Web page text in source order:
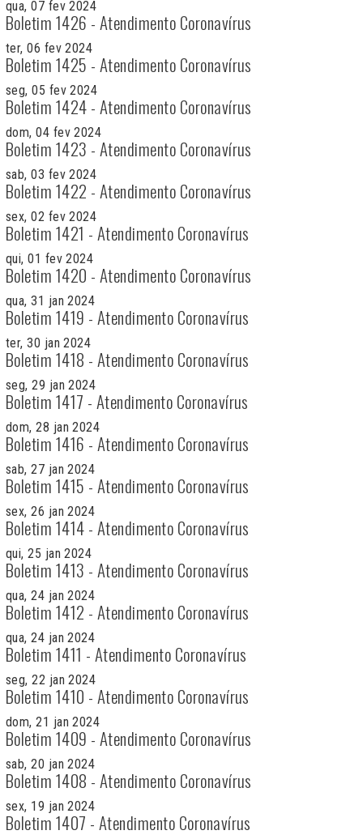
qua, 07 fev 2024
Boletim 1426 - Atendimento Coronavírus
ter, 06 fev 2024
Boletim 1425 - Atendimento Coronavírus
seg, 05 fev 2024
Boletim 1424 - Atendimento Coronavírus
dom, 04 fev 2024
Boletim 1423 - Atendimento Coronavírus
sab, 03 fev 2024
Boletim 1422 - Atendimento Coronavírus
sex, 02 fev 2024
Boletim 1421 - Atendimento Coronavírus
qui, 01 fev 2024
Boletim 1420 - Atendimento Coronavírus
qua, 31 jan 2024
Boletim 1419 - Atendimento Coronavírus
ter, 30 jan 2024
Boletim 1418 - Atendimento Coronavírus
seg, 29 jan 2024
Boletim 1417 - Atendimento Coronavírus
dom, 28 jan 2024
Boletim 1416 - Atendimento Coronavírus
sab, 27 jan 2024
Boletim 1415 - Atendimento Coronavírus
sex, 26 jan 2024
Boletim 1414 - Atendimento Coronavírus
qui, 25 jan 2024
Boletim 1413 - Atendimento Coronavírus
qua, 24 jan 2024
Boletim 1412 - Atendimento Coronavírus
qua, 24 jan 2024
Boletim 1411 - Atendimento Coronavírus
seg, 22 jan 2024
Boletim 1410 - Atendimento Coronavírus
dom, 21 jan 2024
Boletim 1409 - Atendimento Coronavírus
sab, 20 jan 2024
Boletim 1408 - Atendimento Coronavírus
sex, 19 jan 2024
Boletim 1407 - Atendimento Coronavírus